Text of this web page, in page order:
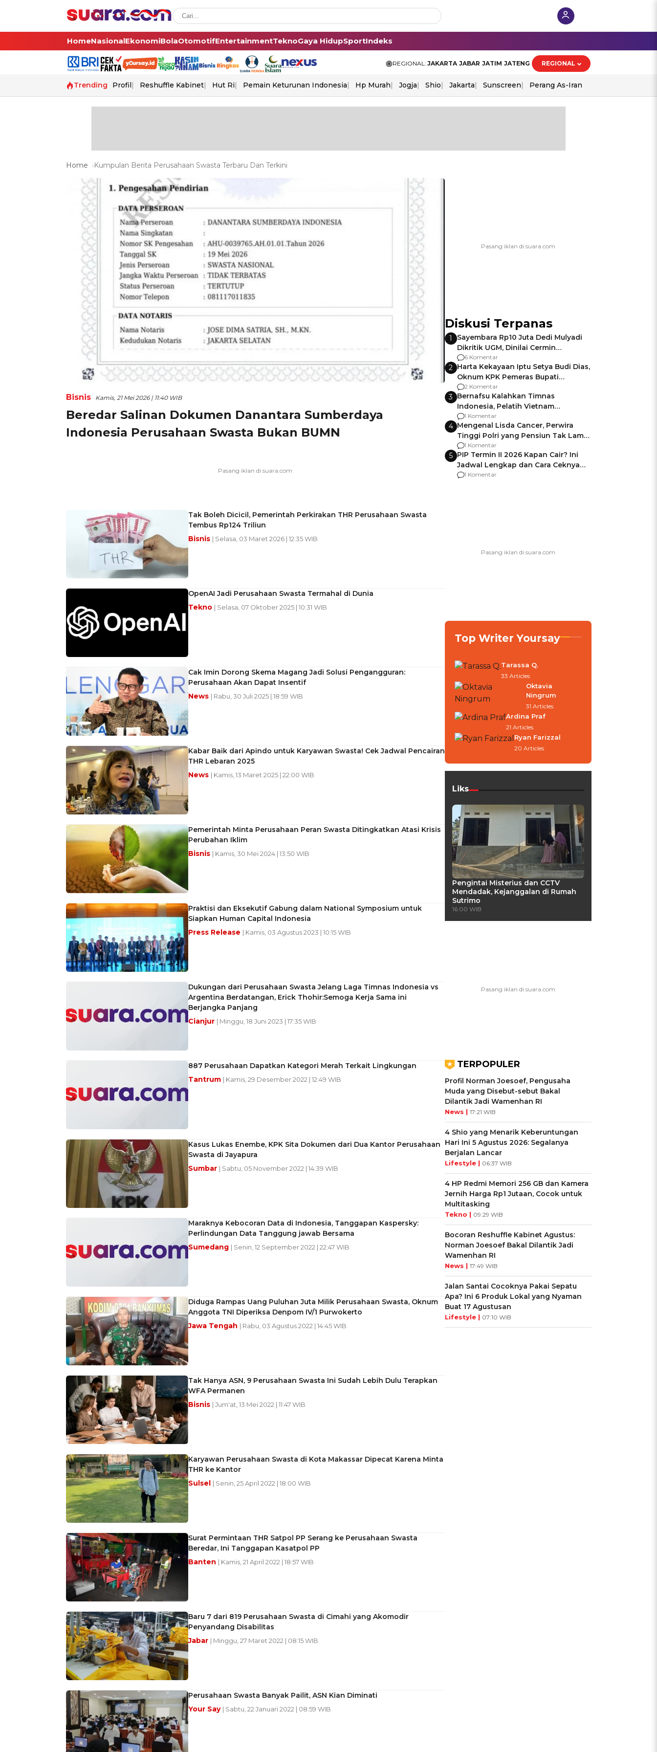
HomeNasionalEkonomiBolaOtomotifEntertainmentTeknoGaya HidupSportIndeks
REGIONAL: JAKARTA JABAR JATIM JATENG REGIONAL
Trending Profil Reshuffle Kabinet Hut Ri Pemain Keturunan Indonesia Hp Murah Jogja Shio Jakarta Sunscreen Perang As-Iran
Home Kumpulan Berita Perusahaan Swasta Terbaru Dan Terkini
Bisnis Kamis, 21 Mei 2026 | 11:40 WIB
Beredar Salinan Dokumen Danantara Sumberdaya
Indonesia Perusahaan Swasta Bukan BUMN
Tak Boleh Dicicil, Pemerintah Perkirakan THR Perusahaan Swasta
Tembus Rp124 Triliun
Bisnis | Selasa, 03 Maret 2026 | 12:35 WIB
OpenAI Jadi Perusahaan Swasta Termahal di Dunia
Tekno | Selasa, 07 Oktober 2025 | 10:31 WIB
Cak Imin Dorong Skema Magang Jadi Solusi Pengangguran:
Perusahaan Akan Dapat Insentif
News | Rabu, 30 Juli 2025 | 18:59 WIB
Kabar Baik dari Apindo untuk Karyawan Swasta! Cek Jadwal Pencairan
THR Lebaran 2025
News | Kamis, 13 Maret 2025 | 22:00 WIB
Pemerintah Minta Perusahaan Peran Swasta Ditingkatkan Atasi Krisis
Perubahan Iklim
Bisnis | Kamis, 30 Mei 2024 | 13:50 WIB
Praktisi dan Eksekutif Gabung dalam National Symposium untuk
Siapkan Human Capital Indonesia
Press Release | Kamis, 03 Agustus 2023 | 10:15 WIB
Dukungan dari Perusahaan Swasta Jelang Laga Timnas Indonesia vs
Argentina Berdatangan, Erick Thohir:Semoga Kerja Sama ini
Berjangka Panjang
Cianjur | Minggu, 18 Juni 2023 | 17:35 WIB
887 Perusahaan Dapatkan Kategori Merah Terkait Lingkungan
Tantrum | Kamis, 29 Desember 2022 | 12:49 WIB
Kasus Lukas Enembe, KPK Sita Dokumen dari Dua Kantor Perusahaan
Swasta di Jayapura
Sumbar | Sabtu, 05 November 2022 | 14:39 WIB
Maraknya Kebocoran Data di Indonesia, Tanggapan Kaspersky:
Perlindungan Data Tanggung jawab Bersama
Sumedang | Senin, 12 September 2022 | 22:47 WIB
Diduga Rampas Uang Puluhan Juta Milik Perusahaan Swasta, Oknum
Anggota TNI Diperiksa Denpom IV/1 Purwokerto
Jawa Tengah | Rabu, 03 Agustus 2022 | 14:45 WIB
Tak Hanya ASN, 9 Perusahaan Swasta Ini Sudah Lebih Dulu Terapkan
WFA Permanen
Bisnis | Jum'at, 13 Mei 2022 | 11:47 WIB
Karyawan Perusahaan Swasta di Kota Makassar Dipecat Karena Minta
THR ke Kantor
Sulsel | Senin, 25 April 2022 | 18:00 WIB
Surat Permintaan THR Satpol PP Serang ke Perusahaan Swasta
Beredar, Ini Tanggapan Kasatpol PP
Banten | Kamis, 21 April 2022 | 18:57 WIB
Baru 7 dari 819 Perusahaan Swasta di Cimahi yang Akomodir
Penyandang Disabilitas
Jabar | Minggu, 27 Maret 2022 | 08:15 WIB
Perusahaan Swasta Banyak Pailit, ASN Kian Diminati
Your Say | Sabtu, 22 Januari 2022 | 08:59 WIB
Diskusi Terpanas
1
Sayembara Rp10 Juta Dedi Mulyadi
Dikritik UGM, Dinilai Cermin
Gagalnya Negara Jamin Keamanan
6 Komentar
2 Harta Kekayaan Iptu Setya Budi Dias,
Oknum KPK Pemeras Bupati
Pemalang
2 Komentar
3 Bernafsu Kalahkan Timnas
Indonesia, Pelatih Vietnam
Berencana Pakai Jimat di Pakansari
1 Komentar
4 Mengenal Lisda Cancer, Perwira
Tinggi Polri yang Pensiun Tak Lama
Usai Jadi Brigjen
1 Komentar
5 PIP Termin II 2026 Kapan Cair? Ini
Jadwal Lengkap dan Cara Ceknya
agar Dana Tidak Hangus!
1 Komentar
Top Writer Yoursay
Tarassa Q.
33 Articles
Oktavia
Ningrum
31 Articles
Ardina Praf
21 Articles
Ryan Farizzal
20 Articles
Liks
Pengintai Misterius dan CCTV
Mendadak, Kejanggalan di Rumah
Sutrimo
16:00 WIB
TERPOPULER
Profil Norman Joesoef, Pengusaha
Muda yang Disebut-sebut Bakal
Dilantik Jadi Wamenhan RI
News | 17:21 WIB
4 Shio yang Menarik Keberuntungan
Hari Ini 5 Agustus 2026: Segalanya
Berjalan Lancar
Lifestyle | 06:37 WIB
4 HP Redmi Memori 256 GB dan Kamera
Jernih Harga Rp1 Jutaan, Cocok untuk
Multitasking
Tekno | 09:29 WIB
Bocoran Reshuffle Kabinet Agustus:
Norman Joesoef Bakal Dilantik Jadi
Wamenhan RI
News | 17:49 WIB
Jalan Santai Cocoknya Pakai Sepatu
Apa? Ini 6 Produk Lokal yang Nyaman
Buat 17 Agustusan
Lifestyle | 07:10 WIB